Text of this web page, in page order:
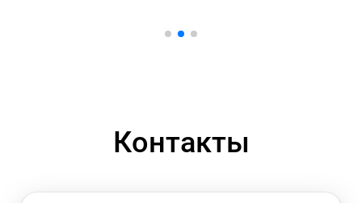
Контакты